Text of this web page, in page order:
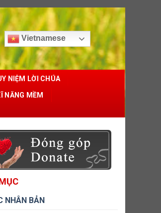
Vietnamese
NIỆM LỜI CHÚA
NĂNG MỀM
NHÂN BẢN